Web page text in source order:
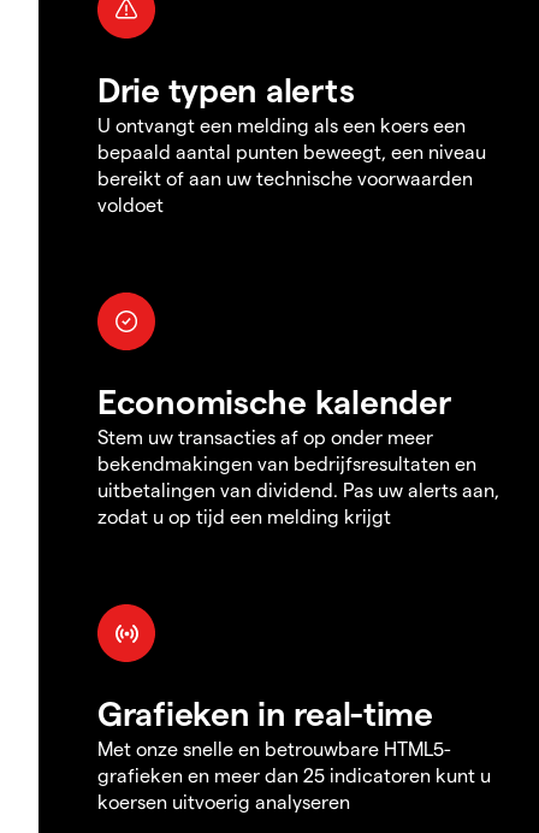
Drie typen alerts
U ontvangt een melding als een koers een
bepaald aantal punten beweegt, een niveau
bereikt of aan uw technische voorwaarden
voldoet
Economische kalender
Stem uw transacties af op onder meer
bekendmakingen van bedrijfsresultaten en
uitbetalingen van dividend. Pas uw alerts aan,
zodat u op tijd een melding krijgt
Grafieken in real-time
Met onze snelle en betrouwbare HTML5-
grafieken en meer dan 25 indicatoren kunt u
koersen uitvoerig analyseren